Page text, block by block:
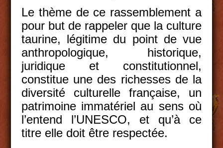
Le thème de ce rassemblement a
pour but de rappeler que la culture
taurine, légitime du point de vue
anthropologique, historique,
juridique et constitutionnel,
constitue une des richesses de la
diversité culturelle française, un
patrimoine immatériel au sens où
l’entend l’UNESCO, et qu’à ce
titre elle doit être respectée.